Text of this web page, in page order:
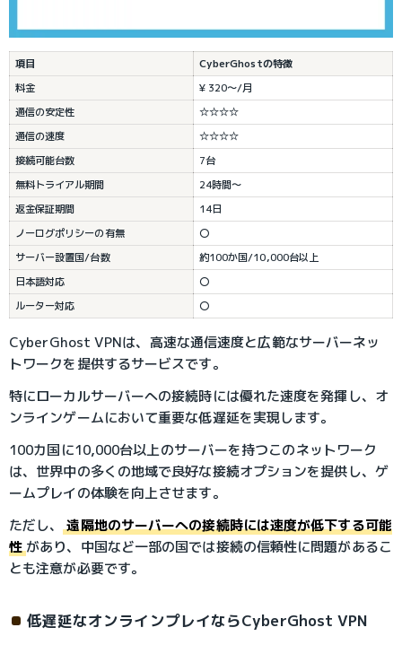
項目
CyberGhostの特徴
料金
¥ 320～/月
通信の安定性
☆☆☆☆
通信の速度
☆☆☆☆
接続可能台数
7台
無料トライアル期間
24時間～
返金保証期間
14日
ノーログポリシーの有無
〇
サーバー設置国/台数
約100か国/10,000台以上
日本語対応
〇
ルーター対応
〇
CyberGhost VPNは、高速な通信速度と広範なサーバーネッ
トワークを提供するサービスです。
特にローカルサーバーへの接続時には優れた速度を発揮し、オ
ンラインゲームにおいて重要な低遅延を実現します。
100カ国に10,000台以上のサーバーを持つこのネットワーク
は、世界中の多くの地域で良好な接続オプションを提供し、ゲ
ームプレイの体験を向上させます。
ただし、遠隔地のサーバーへの接続時には速度が低下する可能
性 があり、中国など一部の国では接続の信頼性に問題があるこ
とも注意が必要です。
低遅延なオンラインプレイならCyberGhost VPN